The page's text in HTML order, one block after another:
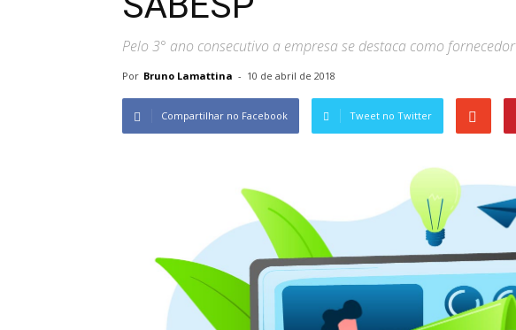
Pelo 3° ano consecutivo a empresa se destaca como fornecedor
Por Bruno Lamattina - 10 de abril de 2018
Compartilhar no Facebook Tweet no Twitter